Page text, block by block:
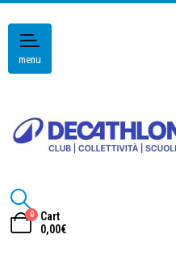
menu
0
Cart
0,00€